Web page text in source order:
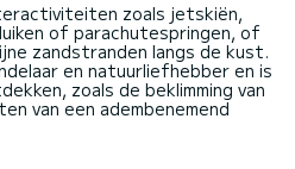
zoals jetskiën,
of parachutespringen, of
zandstranden langs de kust.
en natuurliefhebber en is
zoals de beklimming van
van een adembenemend